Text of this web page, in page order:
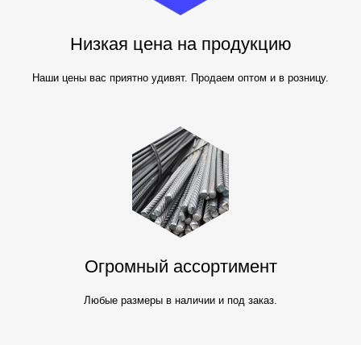
Низкая цена на продукцию
Наши цены вас приятно удивят. Продаем оптом и в розницу.
Огромный ассортимент
Любые размеры в наличии и под заказ.